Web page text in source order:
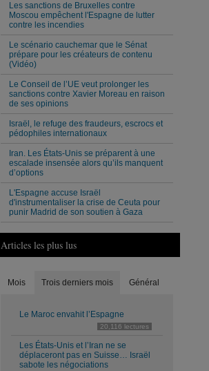
Les sanctions de Bruxelles contre
Moscou empêchent l'Espagne de lutter
contre les incendies
Le scénario cauchemar que le Sénat
prépare pour les créateurs de contenu
(Vidéo)
Le Conseil de l’UE veut prolonger les
sanctions contre Xavier Moreau en raison
de ses opinions
Israël, le refuge des fraudeurs, escrocs et
pédophiles internationaux
Iran. Les États-Unis se préparent à une
escalade insensée alors qu’ils manquent
d’options
L'Espagne accuse Israël
d'instrumentaliser la crise de Ceuta pour
punir Madrid de son soutien à Gaza
Articles les plus lus
Mois Trois derniers mois Général
Le Maroc envahit l’Espagne
20,116 lectures
Les États-Unis et l’Iran ne se
déplaceront pas en Suisse… Israël
sabote les négociations